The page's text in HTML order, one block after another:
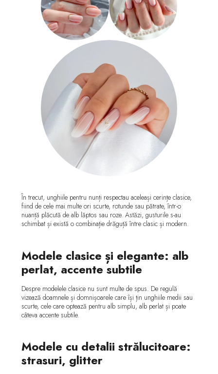
În trecut, unghiile pentru nunți respectau aceleași cerințe clasice,
fiind de cele mai multe ori scurte, rotunde sau pătrate, într-o
nuanță plăcută de alb lăptos sau roze. Astăzi, gusturile s-au
schimbat și există o combinație drăguță între clasic și modern.
Modele clasice și elegante: alb
perlat, accente subtile
Despre modelele clasice nu sunt multe de spus. De regulă
vizează doamnele și domnișoarele care își țin unghiile medii sau
scurte, cele care optează pentru alb simplu, alb perlat și poate
câteva accente subtile.
Modele cu detalii strălucitoare:
strasuri, glitter